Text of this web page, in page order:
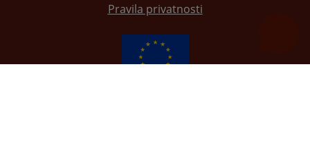
Pravila privatnosti